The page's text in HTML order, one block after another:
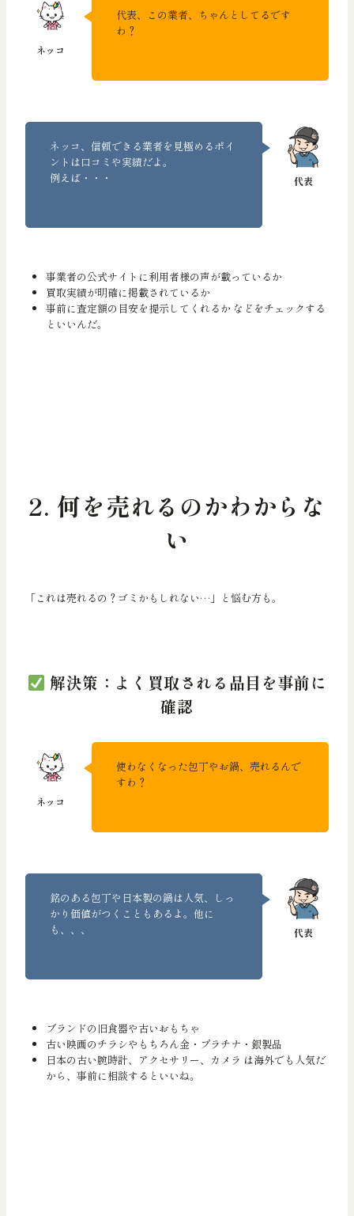
代表、この業者、ちゃんとしてるです
わ？
ネッコ、信頼できる業者を見極めるポイ
ントは口コミや実績だよ。
例えば・・・
事業者の公式サイトに利用者様の声が載っているか
買取実績が明確に掲載されているか
事前に査定額の目安を提示してくれるか などをチェックする
といいんだ。
2. 何を売れるのかわからな
い
「これは売れるの？ゴミかもしれない…」と悩む方も。
解決策：よく買取される品目を事前に
確認
使わなくなった包丁やお鍋、売れるんで
すわ？
銘のある包丁や日本製の鍋は人気、しっ
かり価値がつくこともあるよ。他に
も、、、
ブランドの旧食器や古いおもちゃ
古い映画のチラシやもちろん金・プラチナ・銀製品
日本の古い腕時計、アクセサリー、カメラ は海外でも人気だ
から、事前に相談するといいね。